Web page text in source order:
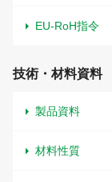
EU-RoH指令
技術・材料資料
製品資料
材料性質